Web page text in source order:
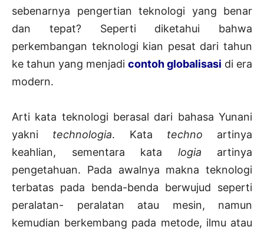
sebenarnya pengertian teknologi yang benar
dan tepat? Seperti diketahui bahwa
perkembangan teknologi kian pesat dari tahun
ke tahun yang menjadi contoh globalisasi di era
modern.
Arti kata teknologi berasal dari bahasa Yunani
yakni technologia. Kata techno artinya
keahlian, sementara kata logia artinya
pengetahuan. Pada awalnya makna teknologi
terbatas pada benda-benda berwujud seperti
peralatan- peralatan atau mesin, namun
kemudian berkembang pada metode, ilmu atau